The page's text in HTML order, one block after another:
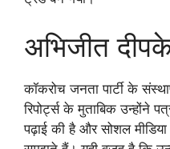
अभिजीत
कॉकरोच जनता पार्टी के
रिपोर्ट्स के मुताबिक उन्होंने
पढ़ाई की है और सोशल